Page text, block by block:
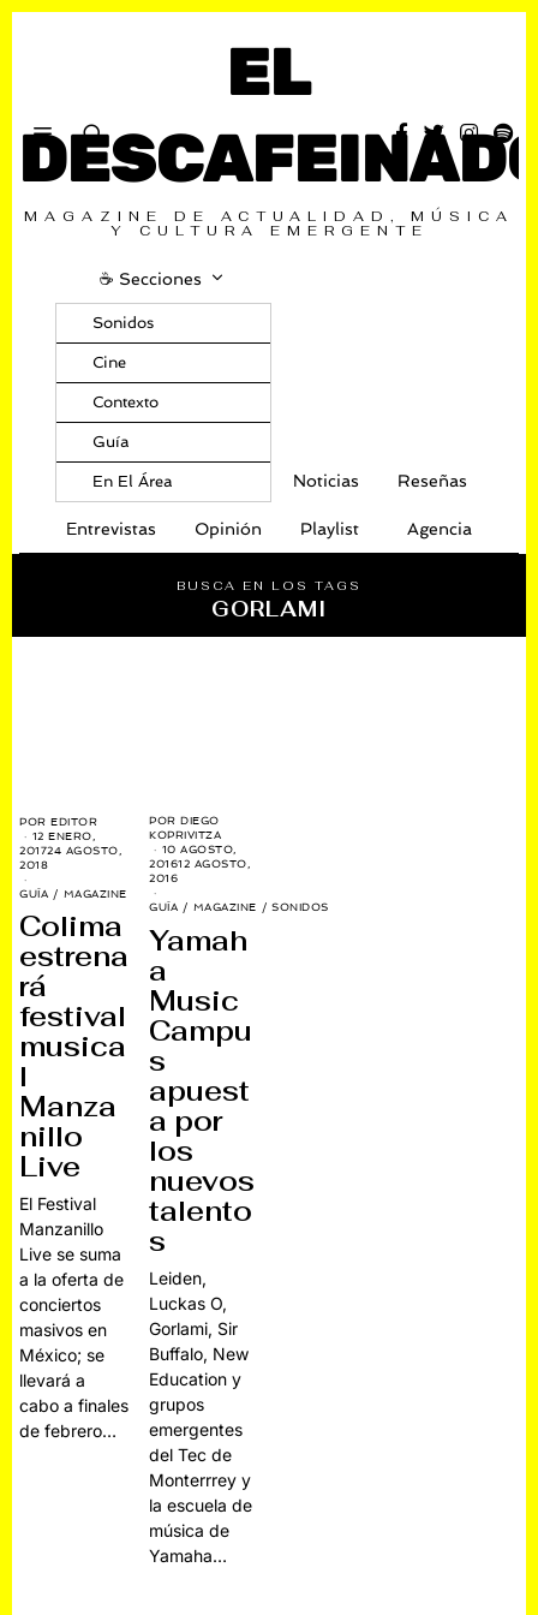
EL
MAGAZINE DE ACTUALIDAD, MÚSICA
Y CULTURA EMERGENTE
☕️ Secciones
Sonidos
Cine
Contexto
Guía
En El Área Noticias Reseñas
Entrevistas Opinión Playlist Agencia
BUSCA EN LOS TAGS
GORLAMI
POREDITOR
12 ENERO,
201724 AGOSTO,
2018
GUÍA / MAGAZINE
Colima
estrena
rá
festival
musica
l
Manza
nillo
Live
El Festival
Manzanillo
Live se suma
a la oferta de
conciertos
masivos en
México; se
llevará a
cabo a finales
de febrero…
PORDIEGO
KOPRIVITZA
10 AGOSTO,
201612 AGOSTO,
2016
GUÍA / MAGAZINE / SONIDOS
Yamah
a
Music
Campu
s
apuest
a por
los
nuevos
talento
s
Leiden,
Luckas O,
Gorlami, Sir
Buffalo, New
Education y
grupos
emergentes
del Tec de
Monterrrey y
la escuela de
música de
Yamaha…